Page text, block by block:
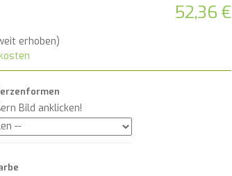
52,36 €
erhoben)
Bild anklicken!